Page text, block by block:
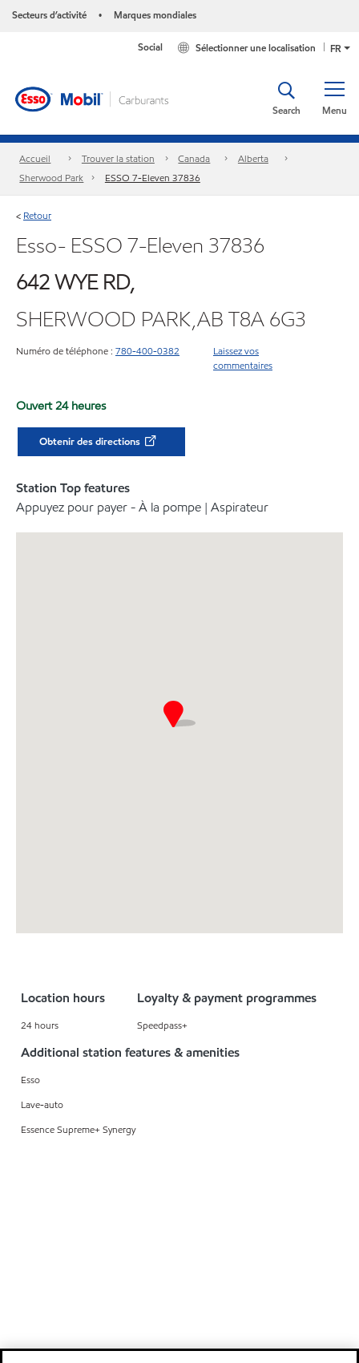
Secteurs d’activité • Marques mondiales
FR
Sélectionner une localisation
Social
Menu
Search
Accueil Trouver la station Canada
Alberta
Sherwood Park
ESSO 7-Eleven 37836
< Retour
Esso- ESSO 7-Eleven 37836
642 WYE RD,
SHERWOOD PARK,AB T8A 6G3
Numéro de téléphone : 780-400-0382
Laissez vos
commentaires
Ouvert 24 heures
Obtenir des directions
Station Top features
Appuyez pour payer - À la pompe | Aspirateur
Location hours
24 hours
Loyalty & payment programmes
Speedpass+
Additional station features & amenities
Esso
Lave-auto
Essence Supreme+ Synergy